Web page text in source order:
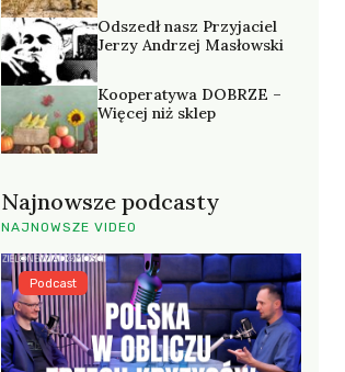
Odszedł nasz Przyjaciel
Jerzy Andrzej Masłowski
Kooperatywa DOBRZE –
Więcej niż sklep
Najnowsze podcasty
NAJNOWSZE VIDEO
Podcast